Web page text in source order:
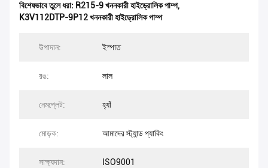
বিশেষভাবে তুলে ধরা: R215-9 খননকারী হাইড্রোলিক পাম্প,
K3V112DTP-9P12 খননকারী হাইড্রোলিক পাম্প
উপাদান: ইস্পাত
রঙ: লাল
নেমপ্লেট: হ্যাঁ
মোড়ক: আমাদের স্ট্যান্ড প্যাকিং
সাক্ষ্যদান: ISO9001